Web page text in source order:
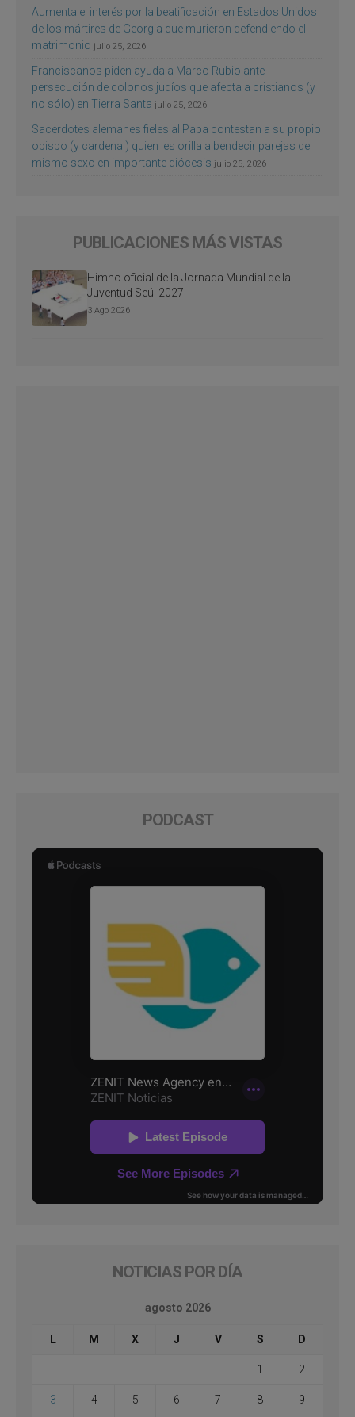
Aumenta el interés por la beatificación en Estados Unidos
de los mártires de Georgia que murieron defendiendo el
matrimonio julio 25, 2026
Franciscanos piden ayuda a Marco Rubio ante
persecución de colonos judíos que afecta a cristianos (y
no sólo) en Tierra Santa julio 25, 2026
Sacerdotes alemanes fieles al Papa contestan a su propio
obispo (y cardenal) quien les orilla a bendecir parejas del
mismo sexo en importante diócesis julio 25, 2026
PUBLICACIONES MÁS VISTAS
Himno oficial de la Jornada Mundial de la
Juventud Seúl 2027
3 Ago 2026
PODCAST
NOTICIAS POR DÍA
agosto 2026
L M X J V S D
1 2
3 4 5 6 7 8 9